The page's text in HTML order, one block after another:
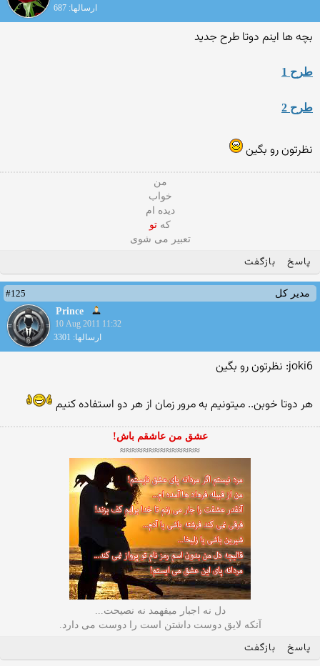
ارسالها: 687
بچه ها اینم دوتا طرح جدید
طرح 1
طرح 2
نظرتون رو بگین
من
خواب
دیده ام
که تو
تعبیر می شوی
پاسخ بازگفت
مدیر کل
#125
Prince
10 Aug 2011 11:32
ارسالها: 3301
joki6: نظرتون رو بگین
هر دوتا خوبن.. میتونیم به مرور زمان از هر دو استفاده كنیم
عشق من عاشقم باش!
≈≈≈≈≈≈≈≈≈≈≈≈≈≈
دل نه اجبار میفهمد نه نصیحت...
آنکه لایق دوست داشتن است را دوست می دارد.
پاسخ بازگفت